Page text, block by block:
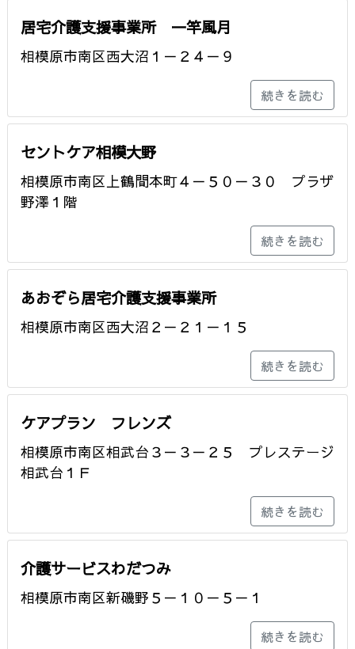
居宅介護支援事業所 一竿風月
相模原市南区西大沼１－２４－９
続きを読む
セントケア相模大野
相模原市南区上鶴間本町４－５０－３０ プラザ
野澤１階
続きを読む
あおぞら居宅介護支援事業所
相模原市南区西大沼２－２１－１５
続きを読む
ケアプラン フレンズ
相模原市南区相武台３－３－２５ プレステージ
相武台１Ｆ
続きを読む
介護サービスわだつみ
相模原市南区新磯野５－１０－５－１
続きを読む